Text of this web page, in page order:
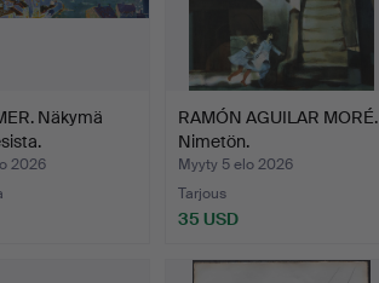
Näkymä
2026
RAMÓN AGUILAR MORÉ.
Nimetön.
Myyty 5 elo 2026
Tarjous
35 USD